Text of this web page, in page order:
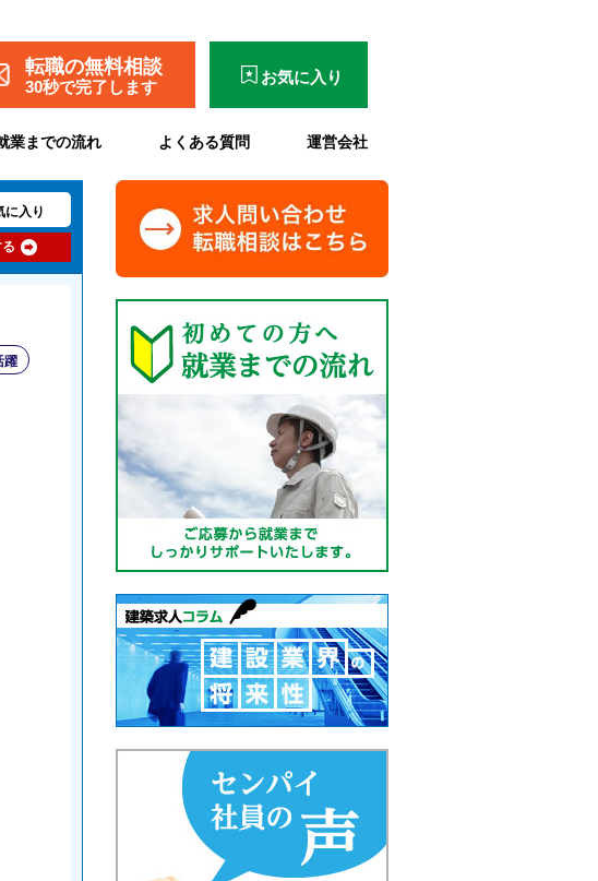
転職の無料相談
30秒で完了します お気に入り
業までの流れ よくある質問 運営会社
に入り
躍